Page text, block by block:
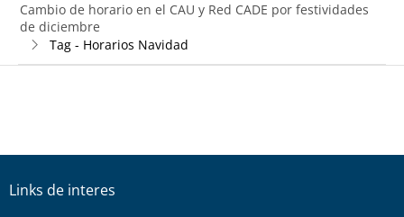
Cambio de horario en el CAU y Red CADE por festividades
de diciembre
Tag - Horarios Navidad
Links de interes